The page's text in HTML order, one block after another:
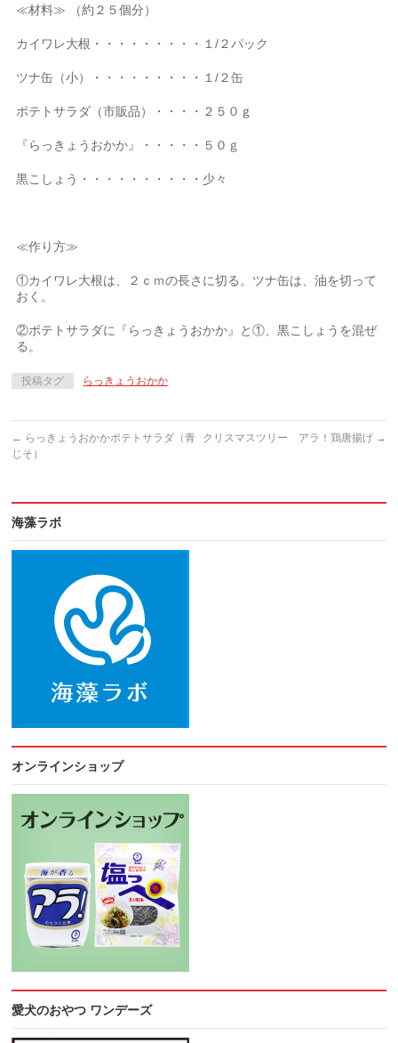
≪材料≫ （約２５個分）
カイワレ大根・・・・・・・・・１/２パック
ツナ缶（小）・・・・・・・・・１/２缶
ポテトサラダ（市販品）・・・・２５０ｇ
『らっきょうおかか』・・・・・５０ｇ
黒こしょう・・・・・・・・・・少々
≪作り方≫
①カイワレ大根は、２ｃｍの長さに切る。ツナ缶は、油を切って
おく。
②ポテトサラダに『らっきょうおかか』と①、黒こしょうを混ぜ
る。
投稿タグ らっきょうおかか
← らっきょうおかかポテトサラダ（青
じそ）
クリスマスツリー アラ！鶏唐揚げ →
海藻ラボ
オンラインショップ
愛犬のおやつ ワンデーズ